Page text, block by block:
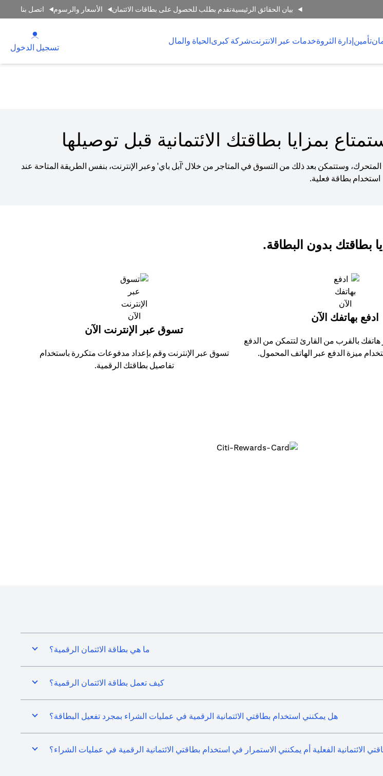
بيان الحقائق الرئيسيةتقدم بطلب للحصول على بطاقات الائتمان الأسعار والرسوم اتصل بنا
تأمينإدارة الثروةخدمات عبر الانترنتشركة كبرىالحياة والمال
تسجيل الدخول
بمزايا بطاقتك الائتمانية قبل توصيلها
وستتمكن بعد ذلك من التسوق في المتاجر من خلال 'آبل باي' وعبر الإنترنت، بنفس الطريقة المتاحة عند
استخدام بطاقة فعلية.
بطاقتك بدون البطاقة.
ادفع بهاتفك الآن
بالقرب من القارئ لتتمكن من الدفع
ميزة الدفع عبر الهاتف المحمول.
تسوق عبر الإنترنت الآن
تسوق عبر الإنترنت وقم بإعداد مدفوعات متكررة باستخدام
تفاصيل بطاقتك الرقمية.
ما هي بطاقة الائتمان الرقمية؟
كيف تعمل بطاقة الائتمان الرقمية؟
هل يمكنني استخدام بطاقتي الائتمانية الرقمية في عمليات الشراء بمجرد تفعيل البطاقة؟
الائتمانية الفعلية أم يمكنني الاستمرار في استخدام بطاقتي الائتمانية الرقمية في عمليات الشراء؟